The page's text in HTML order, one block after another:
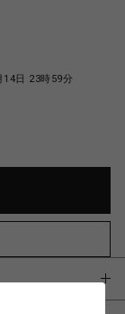
日 23時59分